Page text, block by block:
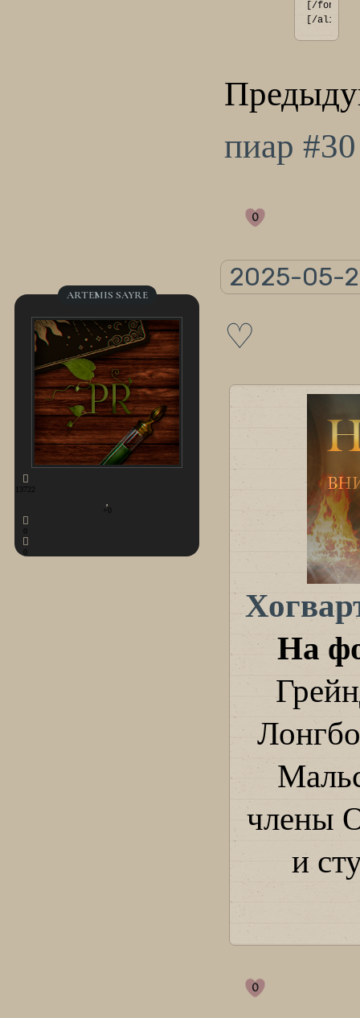
[/font]
[/align]
пиар #30
0
2025-05-
ARTEMIS SAYRE
13722
+0
♡
На
члены
и
0